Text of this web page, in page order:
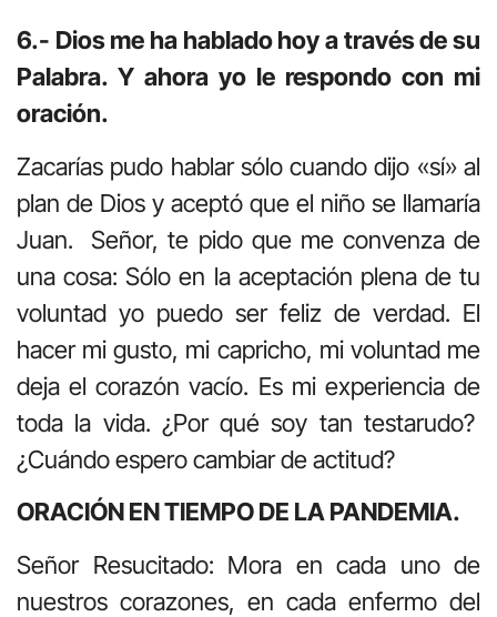
6.- Dios me ha hablado hoy a través de su
Palabra. Y ahora yo le respondo con mi
oración.
Zacarías pudo hablar sólo cuando dijo «sí» al
plan de Dios y aceptó que el niño se llamaría
Juan. Señor, te pido que me convenza de
una cosa: Sólo en la aceptación plena de tu
voluntad yo puedo ser feliz de verdad. El
hacer mi gusto, mi capricho, mi voluntad me
deja el corazón vacío. Es mi experiencia de
toda la vida. ¿Por qué soy tan testarudo?
¿Cuándo espero cambiar de actitud?
ORACIÓN EN TIEMPO DE LA PANDEMIA.
Señor Resucitado: Mora en cada uno de
nuestros corazones, en cada enfermo del